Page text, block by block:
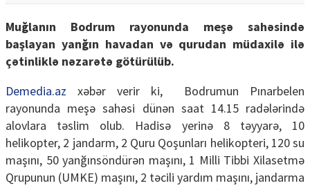
Muğlanın Bodrum rayonunda meşə sahəsində
başlayan yanğın havadan və qurudan müdaxilə ilə
çətinliklə nəzarətə götürülüb.
Demedia.az xəbər verir ki, Bodrumun Pınarbelen
rayonunda meşə sahəsi dünən saat 14.15 radələrində
alovlara təslim olub. Hadisə yerinə 8 təyyarə, 10
helikopter, 2 jandarm, 2 Quru Qoşunları helikopteri, 120 su
maşını, 50 yanğınsöndürən maşını, 1 Milli Tibbi Xilasetmə
Qrupunun (UMKE) maşını, 2 təcili yardım maşını, jandarma